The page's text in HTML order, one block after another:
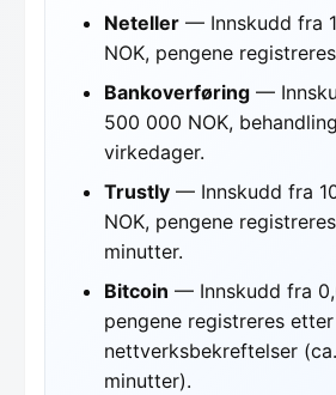
Neteller— Innskudd fra
NOK, pengene
Bankoverføring—
500 000 NOK,
virkedager.
Trustly— Innskudd fra
NOK, pengene
minutter.
Bitcoin — Innskudd fra
pengene registreres etter
nettverksbekreftelser
minutter).